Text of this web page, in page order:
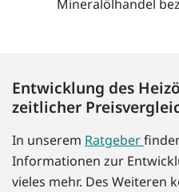
Mineralölhandel
Entwicklung des
zeitlicher
In unserem Ratgeber
Informationen zur
vieles mehr. Des Weiteren